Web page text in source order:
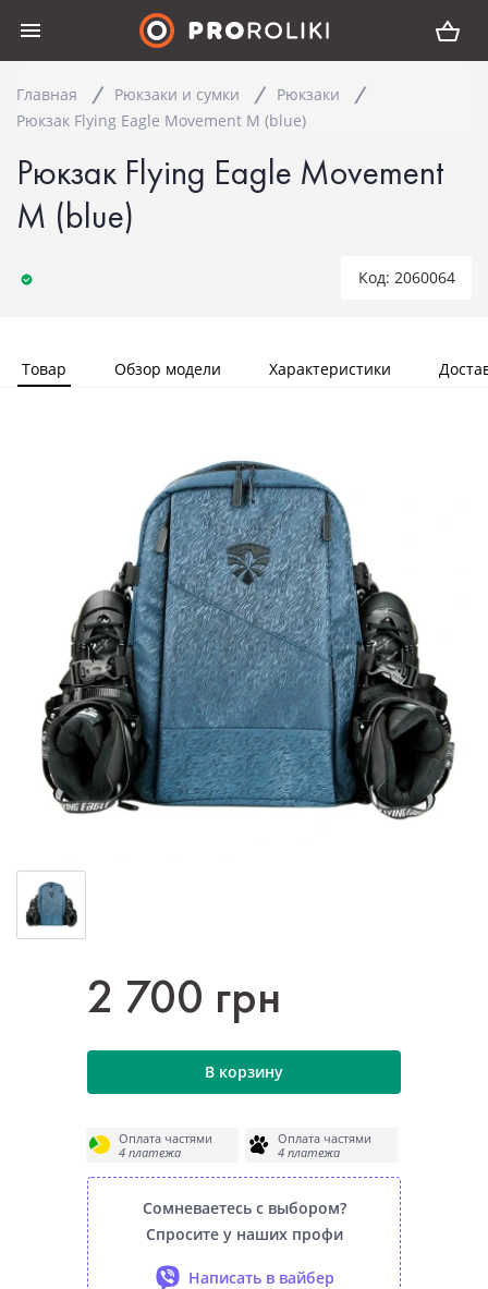
Главная Рюкзаки и сумки
Рюкзаки
Рюкзак Flying Eagle Movement M (blue)
Рюкзак Flying Eagle Movement
M (blue)
Код: 2060064
Товар Обзор модели Характеристики
2 700 грн
В корзину
Оплата частями
4 платежа
Оплата частями
4 платежа
Сомневаетесь с выбором?
Спросите у наших профи
Написать в вайбер